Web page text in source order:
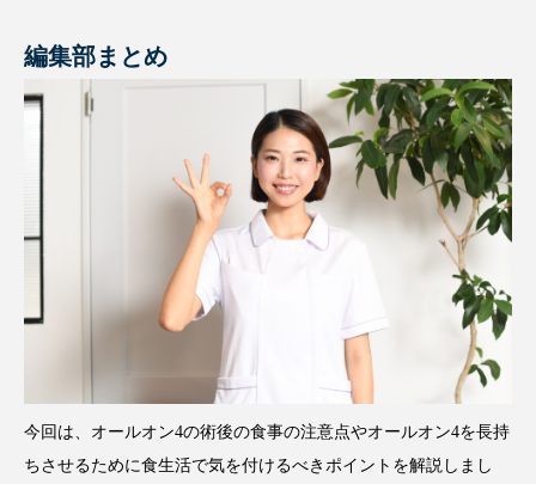
編集部まとめ
今回は、オールオン4の術後の食事の注意点やオールオン4を長持
ちさせるために食生活で気を付けるべきポイントを解説しまし